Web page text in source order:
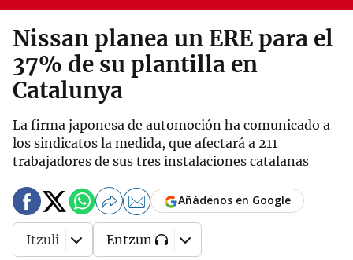
Nissan planea un ERE para el
37% de su plantilla en
Catalunya
La firma japonesa de automoción ha comunicado a
los sindicatos la medida, que afectará a 211
trabajadores de sus tres instalaciones catalanas
Añádenos en Google
Itzuli Entzun